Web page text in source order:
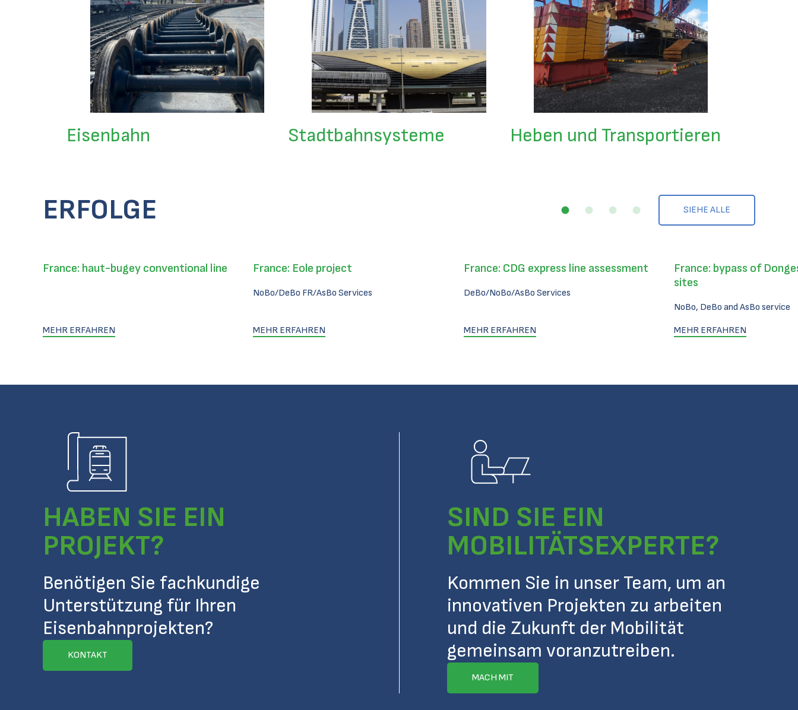
Eisenbahn Stadtbahnsysteme Heben und Transportieren
ERFOLGE SIEHE ALLE
France: haut-bugey conventional line
MEHR ERFAHREN
France: Eole project
NoBo/DeBo FR/AsBo Services
MEHR ERFAHREN
France: CDG express line assessment
DeBo/NoBo/AsBo Services
MEHR ERFAHREN
France: bypass of
sites
NoBo, DeBo and AsBo service
MEHR ERFAHREN
HABEN SIE EIN
PROJEKT?
Benötigen Sie fachkundige
Unterstützung für Ihren
Eisenbahnprojekten?
KONTAKT
SIND SIE EIN
MOBILITÄTSEXPERTE?
Kommen Sie in unser Team, um an
innovativen Projekten zu arbeiten
und die Zukunft der Mobilität
gemeinsam voranzutreiben.
MACH MIT